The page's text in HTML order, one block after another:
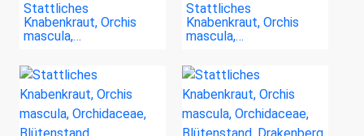
Stattliches
Knabenkraut, Orchis
mascula,…
Stattliches
Knabenkraut, Orchis
mascula,…